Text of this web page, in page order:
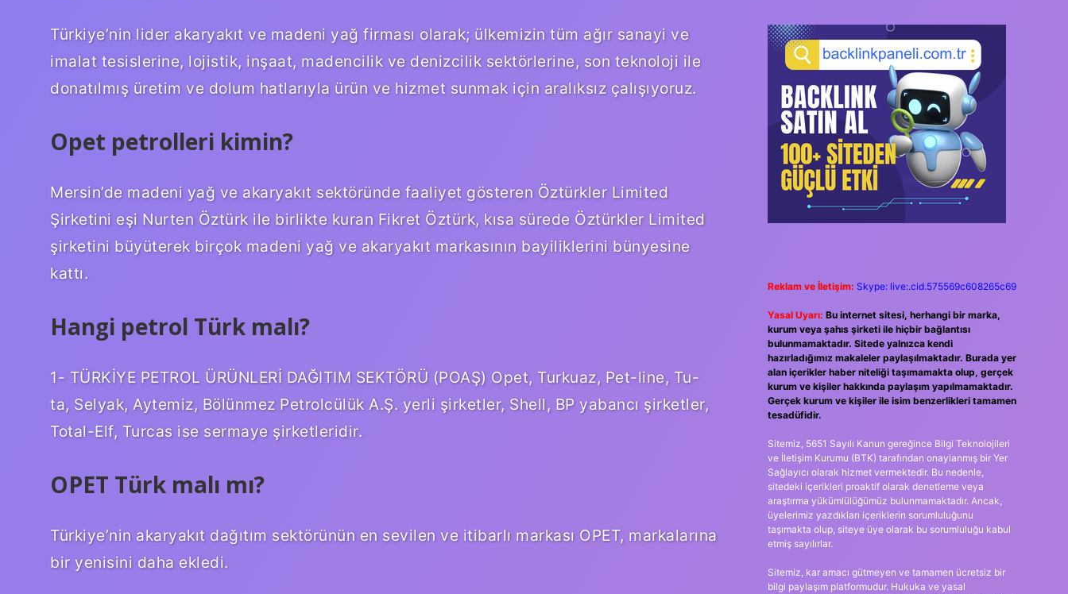
Türkiye’nin lider akaryakıt ve madeni yağ firması olarak; ülkemizin tüm ağır sanayi ve
imalat tesislerine, lojistik, inşaat, madencilik ve denizcilik sektörlerine, son teknoloji ile
donatılmış üretim ve dolum hatlarıyla ürün ve hizmet sunmak için aralıksız çalışıyoruz.
Opet petrolleri kimin?
Mersin’de madeni yağ ve akaryakıt sektöründe faaliyet gösteren Öztürkler Limited
Şirketini eşi Nurten Öztürk ile birlikte kuran Fikret Öztürk, kısa sürede Öztürkler Limited
şirketini büyüterek birçok madeni yağ ve akaryakıt markasının bayiliklerini bünyesine
kattı.
Hangi petrol Türk malı?
1- TÜRKİYE PETROL ÜRÜNLERİ DAĞITIM SEKTÖRÜ (POAŞ) Opet, Turkuaz, Pet-line, Tu-
ta, Selyak, Aytemiz, Bölünmez Petrolcülük A.Ş. yerli şirketler, Shell, BP yabancı şirketler,
Total-Elf, Turcas ise sermaye şirketleridir.
OPET Türk malı mı?
Türkiye’nin akaryakıt dağıtım sektörünün en sevilen ve itibarlı markası OPET, markalarına
bir yenisini daha ekledi.
Reklam ve İletişim: Skype: live:.cid.575569c608265c69
Yasal Uyarı: Bu internet sitesi, herhangi bir marka,
kurum veya şahıs şirketi ile hiçbir bağlantısı
bulunmamaktadır. Sitede yalnızca kendi
hazırladığımız makaleler paylaşılmaktadır. Burada yer
alan içerikler haber niteliği taşımamakta olup, gerçek
kurum ve kişiler hakkında paylaşım yapılmamaktadır.
Gerçek kurum ve kişiler ile isim benzerlikleri tamamen
tesadüfidir.
Sitemiz, 5651 Sayılı Kanun gereğince Bilgi Teknolojileri
ve İletişim Kurumu (BTK) tarafından onaylanmış bir Yer
Sağlayıcı olarak hizmet vermektedir. Bu nedenle,
sitedeki içerikleri proaktif olarak denetleme veya
araştırma yükümlülüğümüz bulunmamaktadır. Ancak,
üyelerimiz yazdıkları içeriklerin sorumluluğunu
taşımakta olup, siteye üye olarak bu sorumluluğu kabul
etmiş sayılırlar.
Sitemiz, kar amacı gütmeyen ve tamamen ücretsiz bir
bilgi paylaşım platformudur. Hukuka ve yasal